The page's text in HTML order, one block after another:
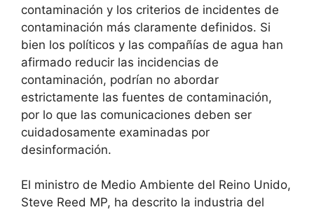
contaminación y los criterios de incidentes de
contaminación más claramente definidos. Si
bien los políticos y las compañías de agua han
afirmado reducir las incidencias de
contaminación, podrían no abordar
estrictamente las fuentes de contaminación,
por lo que las comunicaciones deben ser
cuidadosamente examinadas por
desinformación.
El ministro de Medio Ambiente del Reino Unido,
Steve Reed MP, ha descrito la industria del